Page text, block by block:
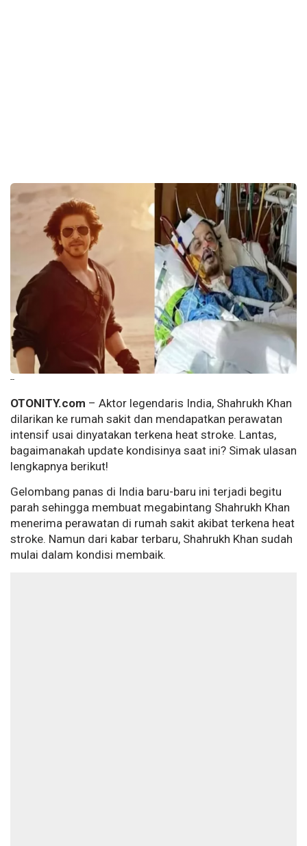
--
OTONITY.com – Aktor legendaris India, Shahrukh Khan
dilarikan ke rumah sakit dan mendapatkan perawatan
intensif usai dinyatakan terkena heat stroke. Lantas,
bagaimanakah update kondisinya saat ini? Simak ulasan
lengkapnya berikut!
Gelombang panas di India baru-baru ini terjadi begitu
parah sehingga membuat megabintang Shahrukh Khan
menerima perawatan di rumah sakit akibat terkena heat
stroke. Namun dari kabar terbaru, Shahrukh Khan sudah
mulai dalam kondisi membaik.